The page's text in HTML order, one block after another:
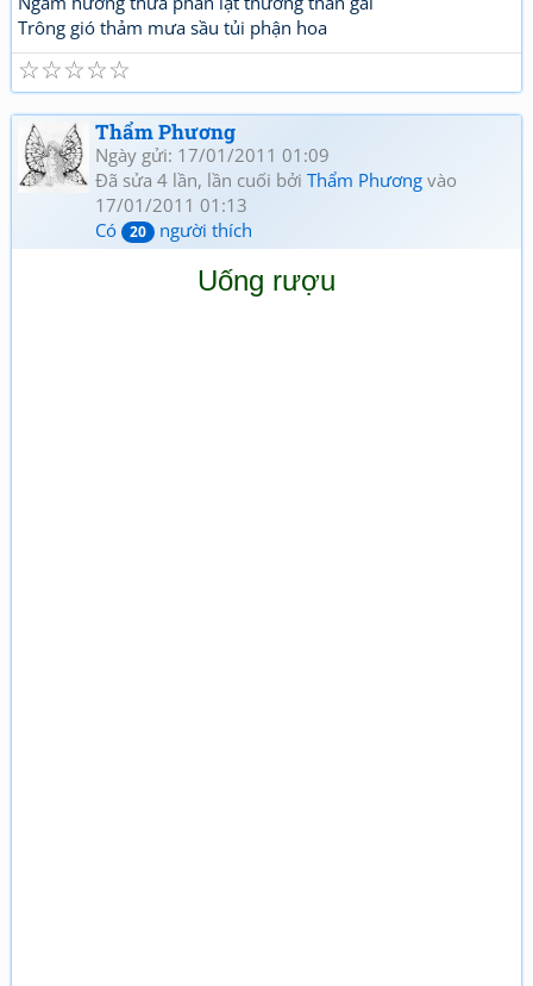
Trông gió thảm mưa sầu tủi phận hoa
☆
☆
☆
☆
☆
Thẩm Phương
Ngày gửi: 17/01/2011 01:09
Đã sửa 4 lần, lần cuối bởi Thẩm Phương vào
17/01/2011 01:13
Có
20 người thích
Uống rượu